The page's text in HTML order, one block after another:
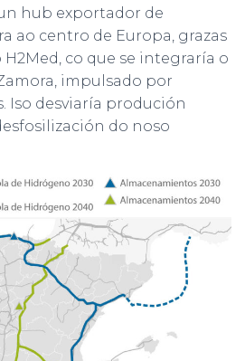
hub exportador de
ao centro de Europa, grazas
co que se integraría o
impulsado por
Iso desviaría produción
do noso